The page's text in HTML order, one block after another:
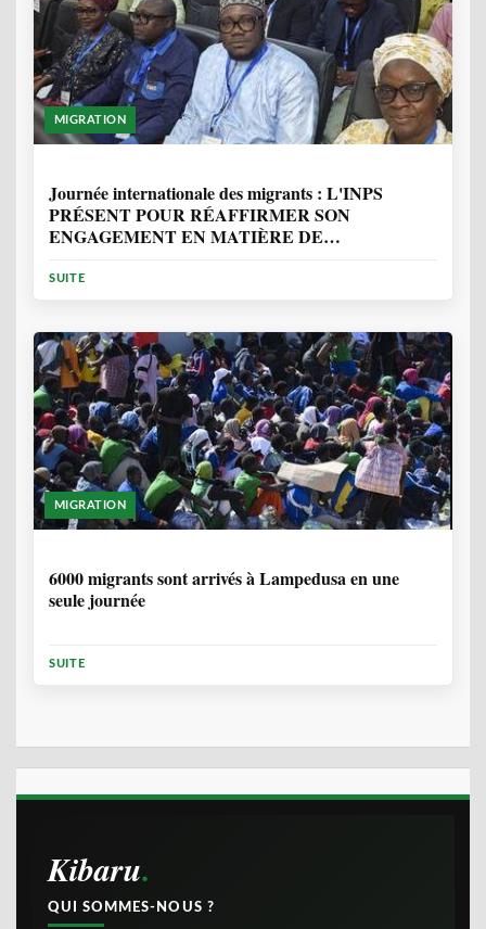
MIGRATION
Journée internationale des migrants : L'INPS
PRÉSENT POUR RÉAFFIRMER SON
ENGAGEMENT EN MATIÈRE DE
SUITE
MIGRATION
6000 migrants sont arrivés à Lampedusa en une
seule journée
SUITE
Kibaru
QUI SOMMES-NOUS ?